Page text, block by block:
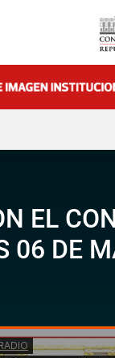
EL
06 DE